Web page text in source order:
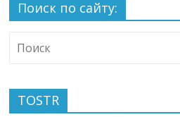
Поиск по сайту:
TOSTR